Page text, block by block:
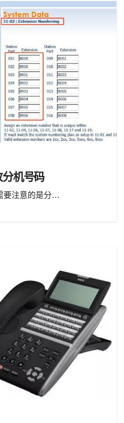
机号码
要注意的是分…